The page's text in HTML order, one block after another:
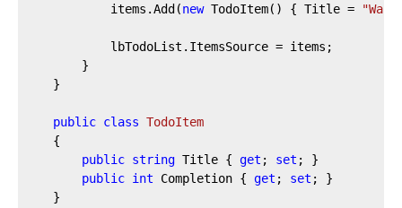
			items.Add(
new TodoItem() { Title =
public class TodoItem
public string Title { get ; set ; }
public int Completion { get ; set ; }